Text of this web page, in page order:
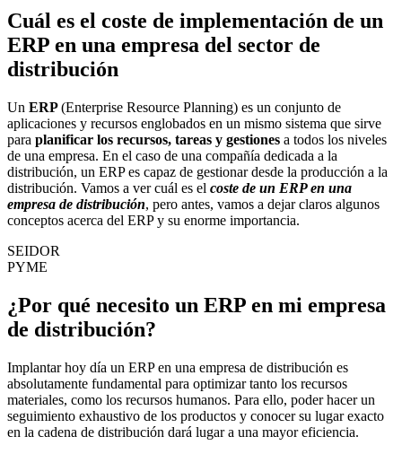
Cuál es el coste de implementación de un
ERP en una empresa del sector de
distribución
Un ERP(Enterprise Resource Planning) es un conjunto de
aplicaciones y recursos englobados en un mismo sistema que sirve
para planificar los recursos, tareas y gestiones a todos los niveles
de una empresa. En el caso de una compañía dedicada a la
distribución, un ERP es capaz de gestionar desde la producción a la
distribución. Vamos a ver cuál es el coste de un ERP en una
empresa de distribución, pero antes, vamos a dejar claros algunos
conceptos acerca del ERP y su enorme importancia.
SEIDOR
PYME
¿Por qué necesito un ERP en mi empresa
de distribución?
Implantar hoy día un ERP en una empresa de distribución es
absolutamente fundamental para optimizar tanto los recursos
materiales, como los recursos humanos. Para ello, poder hacer un
seguimiento exhaustivo de los productos y conocer su lugar exacto
en la cadena de distribución dará lugar a una mayor eficiencia.